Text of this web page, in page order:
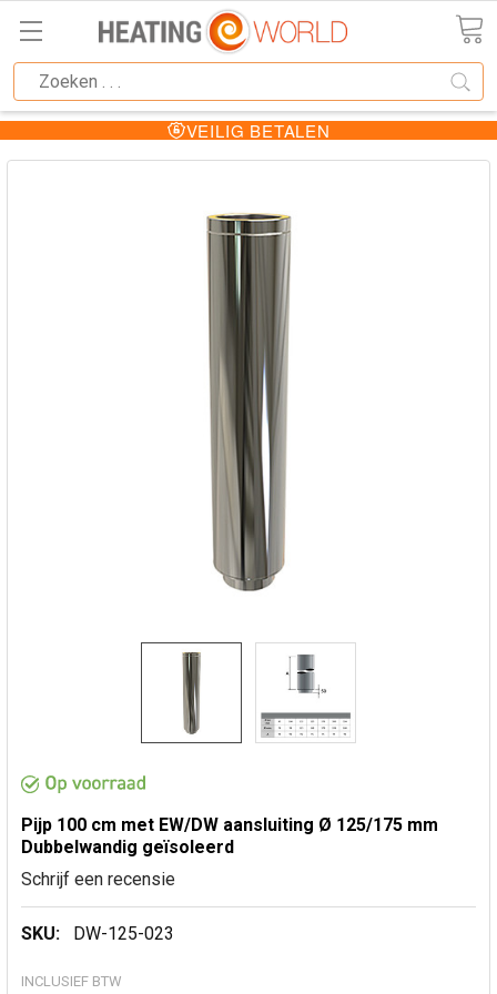
VEILIG BETALEN
Pijp 100 cm met EW/DW aansluiting Ø 125/175 mm
Dubbelwandig geïsoleerd
Schrijf een recensie
SKU: DW-125-023
INCLUSIEF BTW